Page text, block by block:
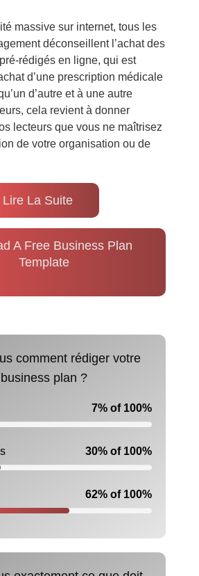
massive sur internet, tous les
déconseillent l’achat des
rédigés en ligne, qui est
d’une prescription médicale
d’autre et à une autre
cela revient à donner
lecteurs que vous ne maîtrisez
de votre organisation ou de
Lire La Suite
A Free Business Plan
Template
comment rédiger votre
business plan ?
7% of 100%
30% of 100%
62% of 100%